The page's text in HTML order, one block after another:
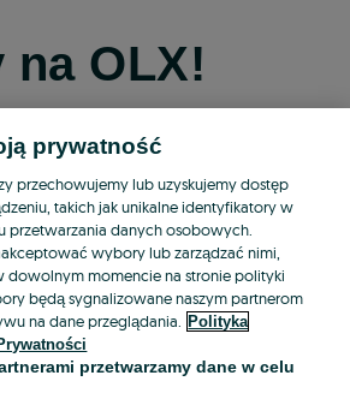
na OLX!
przez Facebooka
przez konto Apple
przez konto Google
LUB
prywatność
przechowujemy lub uzyskujemy dostęp
takich jak unikalne identyfikatory w
przetwarzania danych osobowych.
wybory lub zarządzać nimi,
dowolnym momencie na stronie polityki
będą sygnalizowane naszym partnerom
na dane przeglądania.
Polityka
przetwarzamy dane w celu